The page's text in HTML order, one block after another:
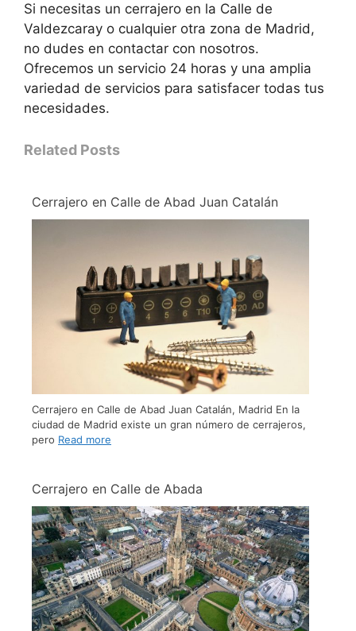
Si necesitas un cerrajero en la Calle de
Valdezcaray o cualquier otra zona de Madrid,
no dudes en contactar con nosotros.
Ofrecemos un servicio 24 horas y una amplia
variedad de servicios para satisfacer todas tus
necesidades.
Related Posts
Cerrajero en Calle de Abad Juan Catalán
Cerrajero en Calle de Abad Juan Catalán, Madrid En la
ciudad de Madrid existe un gran número de cerrajeros,
pero Read more
Cerrajero en Calle de Abada